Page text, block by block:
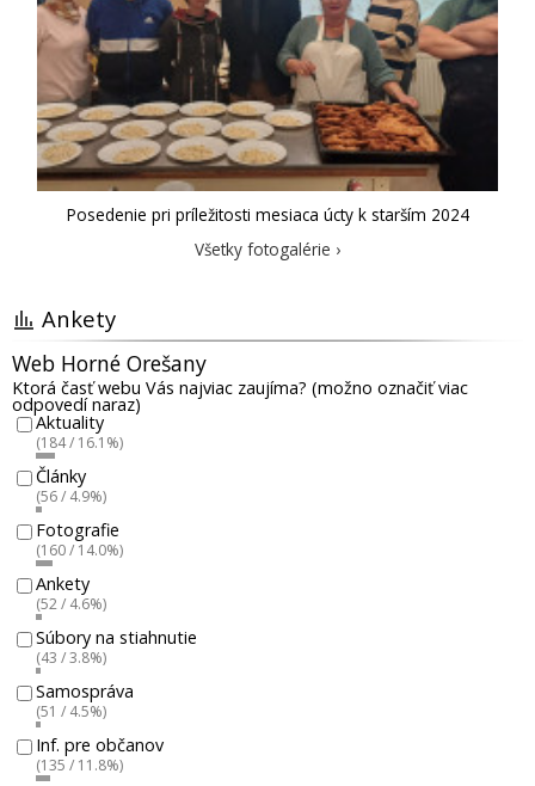
Posedenie pri príležitosti mesiaca úcty k starším 2024
Všetky fotogalérie ›
Ankety
Web Horné Orešany
Ktorá časť webu Vás najviac zaujíma? (možno označiť viac
odpovedí naraz)
Aktuality
(184 / 16.1%)
Články
(56 / 4.9%)
Fotografie
(160 / 14.0%)
Ankety
(52 / 4.6%)
Súbory na stiahnutie
(43 / 3.8%)
Samospráva
(51 / 4.5%)
Inf. pre občanov
(135 / 11.8%)